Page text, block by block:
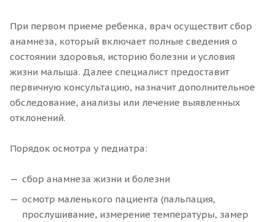
При первом приеме ребенка, врач осуществит сбор
анамнеза, который включает полные сведения о
состоянии здоровья, историю болезни и условия
жизни малыша. Далее специалист предоставит
первичную консультацию, назначит дополнительное
обследование, анализы или лечение выявленных
отклонений.
Порядок осмотра у педиатра:
сбор анамнеза жизни и болезни
осмотр маленького пациента (пальпация,
прослушивание, измерение температуры, замер